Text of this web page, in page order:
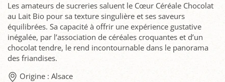
Les amateurs de sucreries saluent le Cœur Céréale Chocolat
au Lait Bio pour sa texture singulière et ses saveurs
équilibrées. Sa capacité à offrir une expérience gustative
inégalée, par l’association de céréales croquantes et d’un
chocolat tendre, le rend incontournable dans le panorama
des friandises.
Origine : Alsace